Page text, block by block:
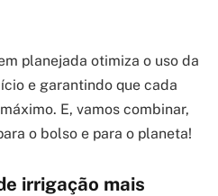
planejada otimiza o uso da
e garantindo que cada
E, vamos combinar,
o bolso e para o planeta!
irrigação mais